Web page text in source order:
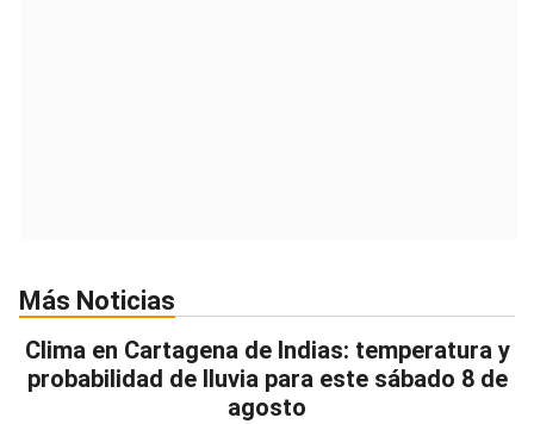
Más Noticias
Clima en Cartagena de Indias: temperatura y
probabilidad de lluvia para este sábado 8 de
agosto